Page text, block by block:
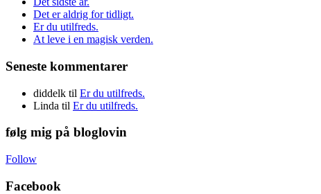
Det er aldrig for tidligt.
Er du utilfreds.
At leve i en magisk verden.
Seneste kommentarer
diddelk til Er du utilfreds.
Linda til Er du utilfreds.
følg mig på bloglovin
Follow
Facebook